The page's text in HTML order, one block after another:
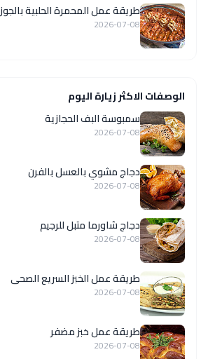
طريقة عمل المحمرة الحلبية بالجوز
2026-07-08
الوصفات الاكثر زيارة اليوم
سمبوسة البف الحجازية
2026-07-08
دجاج مشوي بالعسل بالفرن
2026-07-08
دجاج شاورما متبل للرجيم
2026-07-08
طريقة عمل الخبز السريع الصحى
2026-07-08
طريقة عمل خبز مضفر
2026-07-08